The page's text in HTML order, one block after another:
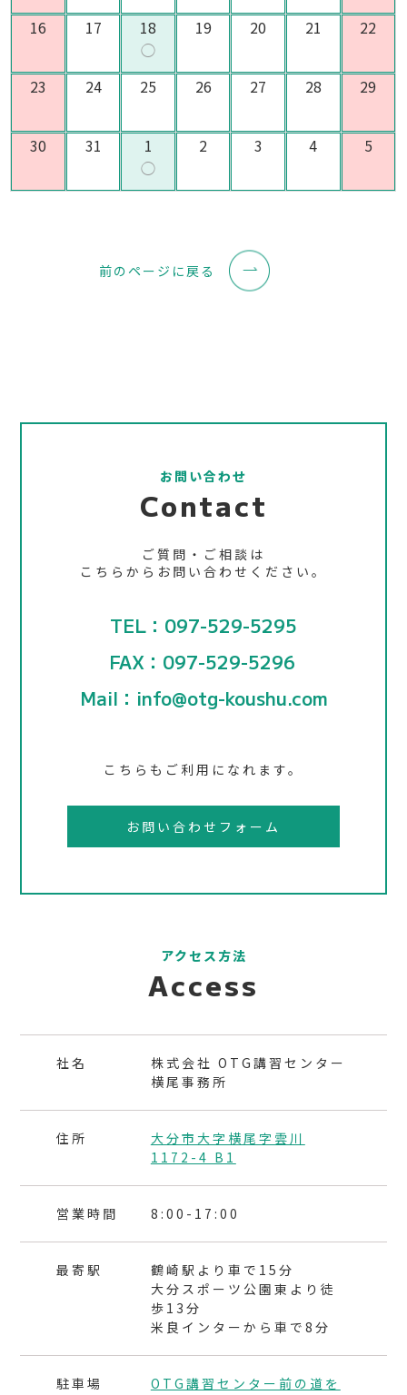
16 17 18
◯
19 20 21 22
23 24 25 26 27 28 29
30 31 1
◯
2 3 4 5
前のページに戻る
お問い合わせ
Contact
ご質問・ご相談は
こちらからお問い合わせください。
TEL：097-529-5295
FAX：097-529-5296
Mail：info@otg-koushu.com
こちらもご利用になれます。
お問い合わせフォーム
アクセス方法
Access
社名
株式会社 OTG講習センター
横尾事務所
住所
大分市大字横尾字雲川
1172-4 B1
営業時間 8:00-17:00
最寄駅
鶴崎駅より車で15分
大分スポーツ公園東より徒
歩13分
米良インターから車で8分
駐車場
OTG講習センター前の道を